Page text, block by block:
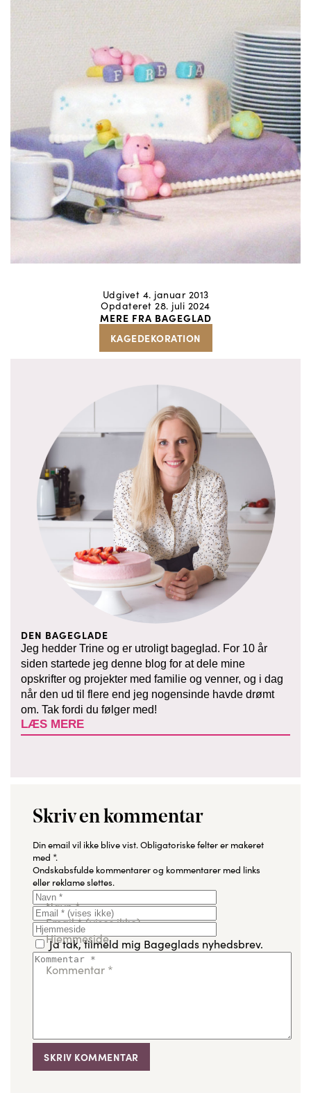
Udgivet 4. januar 2013
Opdateret 28. juli 2024
MERE FRA BAGEGLAD
KAGEDEKORATION
DEN BAGEGLADE
Jeg hedder Trine og er utroligt bageglad. For 10 år
siden startede jeg denne blog for at dele mine
opskrifter og projekter med familie og venner, og i dag
når den ud til flere end jeg nogensinde havde drømt
om. Tak fordi du følger med!
LÆS MERE
Skriv en kommentar
Din email vil ikke blive vist.Obligatoriske felter er makeret
med *.
Ondskabsfulde kommentarer og kommentarer med links
eller reklame slettes.
Navn*
Email*(vises ikke)
Hjemmeside
Ja tak, tilmeld mig Bageglads nyhedsbrev.
Kommentar *